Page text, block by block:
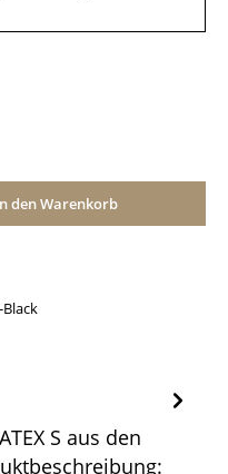
gewünschten
den Warenkorb
Black
S aus den